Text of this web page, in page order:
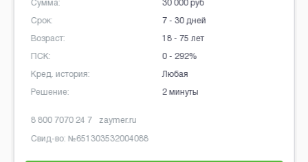
Сумма:
Срок:
Возраст:
ПСК:
Кред. история:
Решение:
30 000 руб
7 - 30 дней
18 - 75 лет
0 - 292%
Любая
2 минуты
8 800 7070 24 7 zaymer.ru
Свид-во: №651303532004088